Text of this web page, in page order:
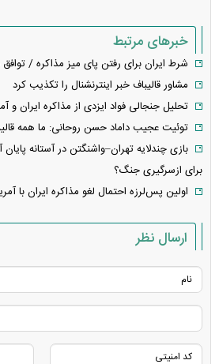
خبرهای مرتبط
شرط ایران برای رفتن پای میز مذاکره /
مشاور قالیباف خبر اینترنشنال را تکذیب کرد
تحلیل جنجالی فواد ایزدی از مذاکره ایران و
توئیت عجیب داماد حسن روحانی: ما همه
بازی چندلایه تهران–واشنگتن در آستانه
برای ازسرگیری جنگ؟
اولین پس‌لرزه احتمال لغو مذاکره ایران با
ارسال نظر